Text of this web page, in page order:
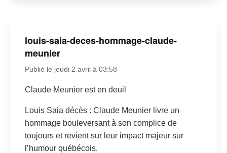
louis-saia-deces-hommage-claude-
meunier
Publié le jeudi 2 avril à 03:58
Claude Meunier est en deuil
Louis Saia décès : Claude Meunier livre un
hommage bouleversant à son complice de
toujours et revient sur leur impact majeur sur
l’humour québécois.